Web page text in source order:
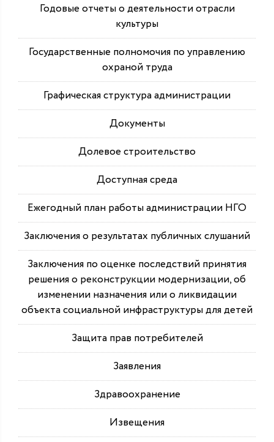
Годовые отчеты о деятельности отрасли
культуры
Государственные полномочия по управлению
охраной труда
Графическая структура администрации
Документы
Долевое строительство
Доступная среда
Ежегодный план работы администрации НГО
Заключения о результатах публичных слушаний
Заключения по оценке последствий принятия
решения о реконструкции модернизации, об
изменении назначения или о ликвидации
объекта социальной инфраструктуры для детей
Защита прав потребителей
Заявления
Здравоохранение
Извещения